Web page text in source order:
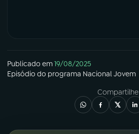
Publicado em19/08/2025
Episódio do programa Nacional Jovem
Compartilhe